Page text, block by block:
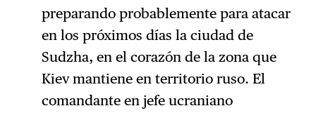
preparando probablemente para atacar
en los próximos días la ciudad de
Sudzha, en el corazón de la zona que
Kiev mantiene en territorio ruso. El
comandante en jefe ucraniano